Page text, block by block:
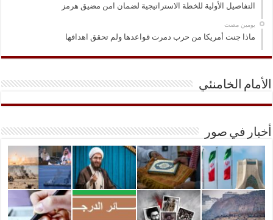
التفاصيل الأولية للخطة الاستراتيجية لضمان امن مضيق هرمز
‏يومين مضت
ماذا جنت أمريكا من حرب دمرت قواعدها ولم تحقق اهدافها
الأمام الخامنئي
أخبار في صور